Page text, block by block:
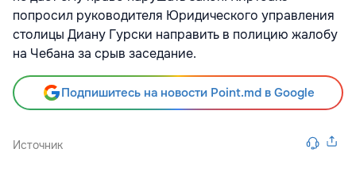
попросил руководителя Юридического управления
столицы Диану Гурски направить в полицию жалобу
на Чебана за срыв заседание.
Подпишитесь на новости Point.md в Google
Источник